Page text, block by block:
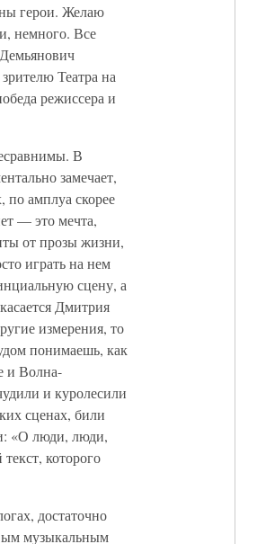
герои. Желаю
немного. Все
Театра на
режиссера и
В
замечает,
по амплуа скорее
— это мечта,
от прозы жизни,
играть на нем
сцену, а
Дмитрия
измерения, то
понимаешь, как
и Волна-
и куролесили
сценах, били
«О люди, люди,
которого
достаточно
музыкальным